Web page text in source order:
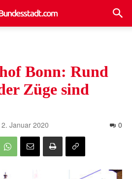
Bonn: Rund
Züge sind
2. Januar 2020 0